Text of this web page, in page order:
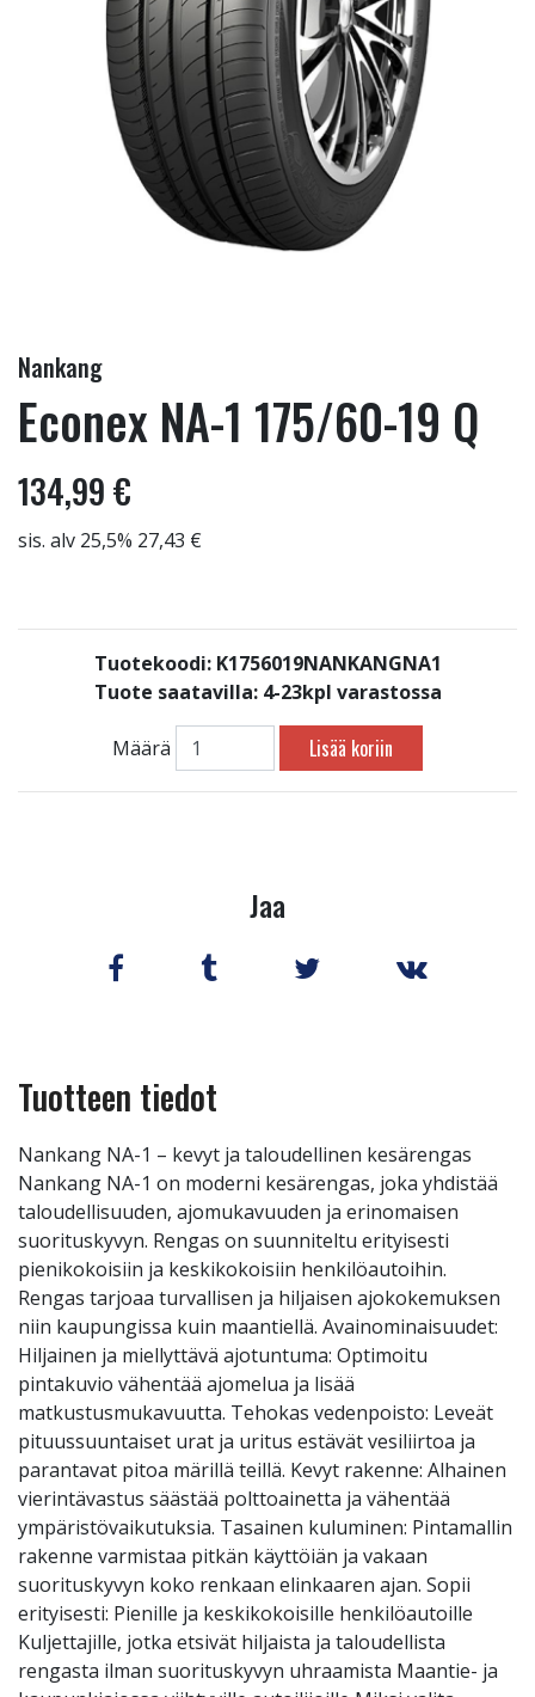
Nankang
Econex NA-1 175/60-19 Q
134,99 €
sis. alv 25,5% 27,43 €
Tuotekoodi: K1756019NANKANGNA1
Tuote saatavilla: 4-23kpl varastossa
Määrä Lisää koriin
Jaa
Tuotteen tiedot
Nankang NA-1 – kevyt ja taloudellinen kesärengas
Nankang NA-1 on moderni kesärengas, joka yhdistää
taloudellisuuden, ajomukavuuden ja erinomaisen
suorituskyvyn. Rengas on suunniteltu erityisesti
pienikokoisiin ja keskikokoisiin henkilöautoihin.
Rengas tarjoaa turvallisen ja hiljaisen ajokokemuksen
niin kaupungissa kuin maantiellä. Avainominaisuudet:
Hiljainen ja miellyttävä ajotuntuma: Optimoitu
pintakuvio vähentää ajomelua ja lisää
matkustusmukavuutta. Tehokas vedenpoisto: Leveät
pituussuuntaiset urat ja uritus estävät vesiliirtoa ja
parantavat pitoa märillä teillä. Kevyt rakenne: Alhainen
vierintävastus säästää polttoainetta ja vähentää
ympäristövaikutuksia. Tasainen kuluminen: Pintamallin
rakenne varmistaa pitkän käyttöiän ja vakaan
suorituskyvyn koko renkaan elinkaaren ajan. Sopii
erityisesti: Pienille ja keskikokoisille henkilöautoille
Kuljettajille, jotka etsivät hiljaista ja taloudellista
rengasta ilman suorituskyvyn uhraamista Maantie- ja